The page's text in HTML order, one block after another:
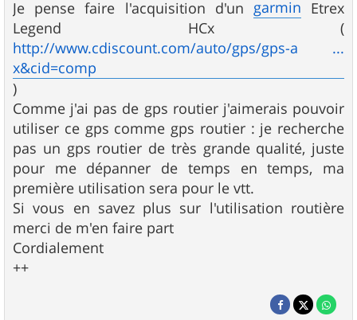
a
g
e
Je pense faire l'acquisition d'un garmin Etrex
Legend HCx (
http://www.cdiscount.com/auto/gps/gps-a ...
x&cid=comp
)
Comme j'ai pas de gps routier j'aimerais pouvoir
utiliser ce gps comme gps routier : je recherche
pas un gps routier de très grande qualité, juste
pour me dépanner de temps en temps, ma
première utilisation sera pour le vtt.
Si vous en savez plus sur l'utilisation routière
merci de m'en faire part
Cordialement
++